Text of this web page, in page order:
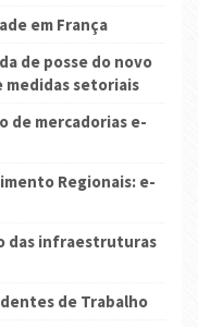
em França
de posse do novo
medidas setoriais
de mercadorias e-
Regionais: e-
das infraestruturas
de Trabalho